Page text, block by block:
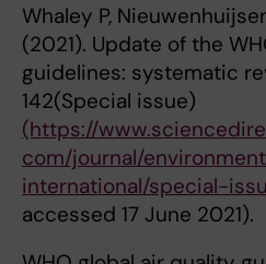
Whaley P,
(2021). Update of the
guidelines: systematic
142(Special issue)
(https://
com/journal/
international/special-
accessed 17 June 2021).